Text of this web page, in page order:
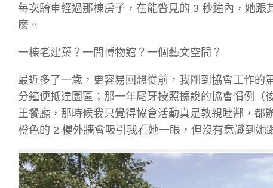
每次騎車經過那棟房子，在能瞥見的 3 秒鐘內，她
麼。
一棟老建築？一間博物館？ 一個藝文空間？
最近多了一歲，更容易回想從前，我剛到協會工作
分鐘便抵達園區；那一年尾牙按照據說的協會慣例
王餐廳，那時候我只覺得協會活動真是敦親睦鄰，都
橙色的 2 樓外牆會吸引我看她一眼，但沒有意識到她